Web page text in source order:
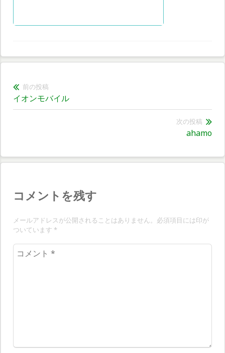
投
稿
ゲ
シ
ョ
ン
前の投稿
前
の
イオンモバイル
次の投稿
次
投
ahamo
コメントを残す
メールアドレスが公開されることはありません。必須項目には印が
ついています *
コ